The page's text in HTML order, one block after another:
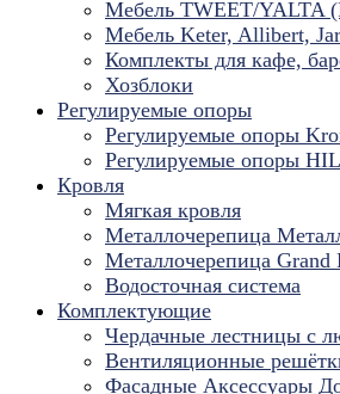
Мебель TWEET/YALTA
Мебель Keter, Allibert,
Комплекты для кафе,
Хозблоки
Регулируемые опоры
Регулируемые опоры
Регулируемые опоры
Кровля
Мягкая кровля
Металлочерепица
Металлочерепица Grand
Водосточная система
Комплектующие
Чердачные лестницы с
Вентиляционные
Фасадные Аксессуары